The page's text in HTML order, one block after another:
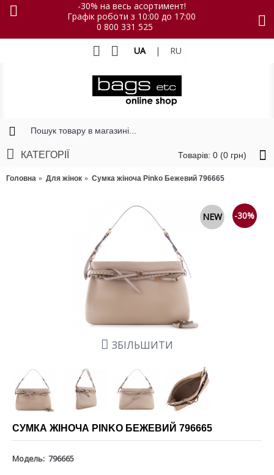
-30% на весь асортимент!
Графік роботи з 10:00 до 17:00
0 800 331 525
UA | RU
Товарів: 0 (0 грн)
КАТЕГОРІЇ
Головна Для жінок Сумка жіноча Pinko Бежевий 796665
-30%
NEW
ЗБІЛЬШИТИ
СУМКА ЖІНОЧА PINKO БЕЖЕВИЙ 796665
Модель: 796665